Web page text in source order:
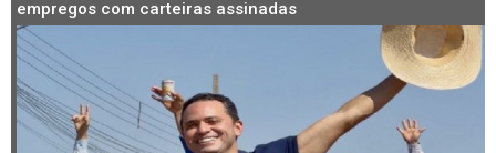
empregos com carteiras assinadas